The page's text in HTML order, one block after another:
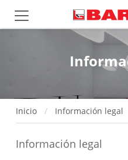
Inicio Información legal
Información legal